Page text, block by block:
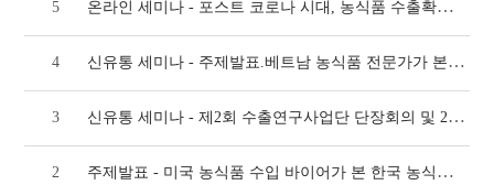
5 온라인 세미나 - 포스트 코로나 시대, 농식품 수출확대를 위한 언택트(untact) 전략(
4 신유통 세미나 - 주제발표.베트남 농식품 전문가가 본 한국 농식품 수출 전략(724호)
3 신유통 세미나 - 제2회 수출연구사업단 단장회의 및 2차년도 수출전략기술개발사업 수출연구사
2 주제발표 - 미국 농식품 수입 바이어가 본 한국 농식품 수출 전략(709호)